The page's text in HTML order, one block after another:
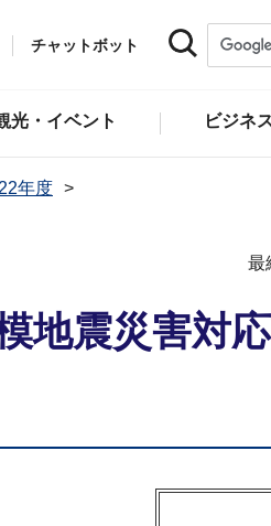
チャットボット
光・イベント ビジネ
年度
最
地震災害対